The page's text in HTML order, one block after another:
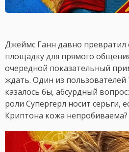
Джеймс Ганн давно превратил
площадку для прямого
очередной показательный
ждать. Один из пользователей
казалось бы, абсурдный
роли Супергёрл носит серьги,
Криптона кожа непробиваема?